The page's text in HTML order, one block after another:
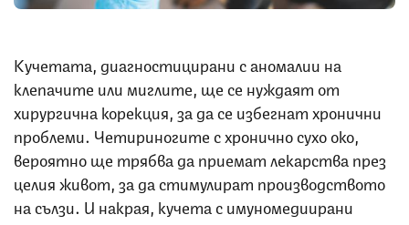
Кучетата, диагностицирани с аномалии на
клепачите или миглите, ще се нуждаят от
хирургична корекция, за да се избегнат хронични
проблеми. Четириногите с хронично сухо око,
вероятно ще трябва да приемат лекарства през
целия живот, за да стимулират производството
на сълзи. И накрая, кучета с имуномедиирани